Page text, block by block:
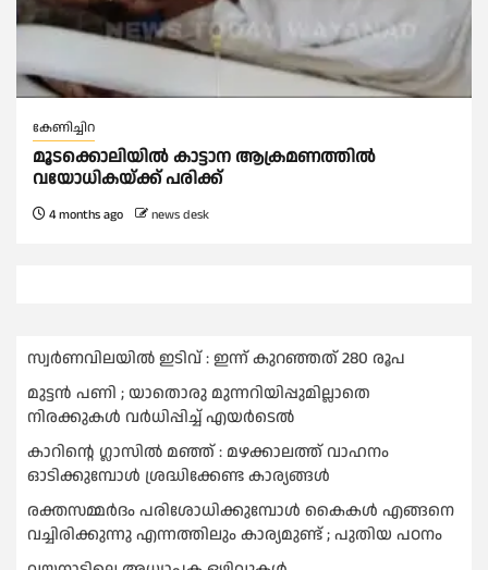
കേണിച്ചിറ
മൂടക്കൊലിയിൽ കാട്ടാന ആക്രമണത്തിൽ
വയോധികയ്ക്ക് പരിക്ക്
4 months ago news desk
സ്വർണവിലയില്‍ ഇടിവ് : ഇന്ന് കുറഞ്ഞത് 280 രൂപ
മുട്ടൻ പണി ; യാതൊരു മുന്നറിയിപ്പുമില്ലാതെ
നിരക്കുകള്‍ വർധിപ്പിച്ച്‌ എയർടെല്‍
കാറിൻ്റെ ഗ്ലാസിൽ മഞ്ഞ് : മഴക്കാലത്ത് വാഹനം
ഓടിക്കുമ്പോള്‍ ശ്രദ്ധിക്കേണ്ട കാര്യങ്ങൾ
രക്തസമ്മര്‍ദം പരിശോധിക്കുമ്പോള്‍ കൈകള്‍ എങ്ങനെ
വച്ചിരിക്കുന്നു എന്നത്തിലും കാര്യമുണ്ട് ; പുതിയ പഠനം